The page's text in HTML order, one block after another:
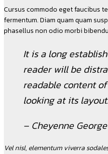
Cursus commodo eget faucibus
fermentum. Diam quam quam
phasellus non odio morbi
It is a long
reader will be
readable content
looking at its layout.
– Cheyenne George
Vel nisl, elementum viverra